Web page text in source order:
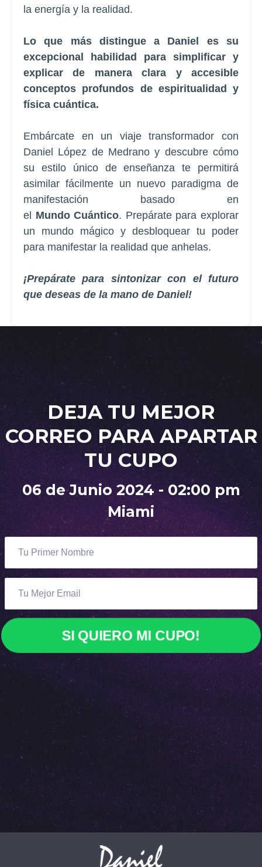
la energía y la realidad.
Lo que más distingue a Daniel es su
excepcional habilidad para simplificar y
explicar de manera clara y accesible
conceptos profundos de espiritualidad y
física cuántica.
Embárcate en un viaje transformador con
Daniel López de Medrano y descubre cómo
su estilo único de enseñanza te permitirá
asimilar fácilmente un nuevo paradigma de
manifestación basado en
el Mundo Cuántico. Prepárate para explorar
un mundo mágico y desbloquear tu poder
para manifestar la realidad que anhelas.
¡Prepárate para sintonizar con el futuro
que deseas de la mano de Daniel!
DEJA TU MEJOR
CORREO PARA APARTAR
TU CUPO
06 de Junio 2024 - 02:00 pm
Miami
SI QUIERO MI CUPO!